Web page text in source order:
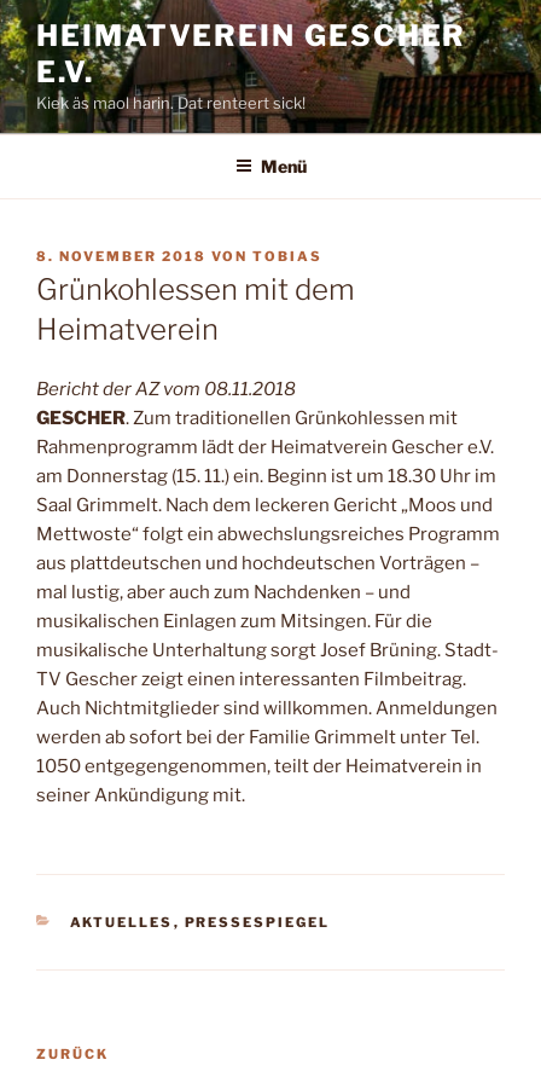
Zum
Inhalt
springen
HEIMATVEREIN GESCHER
E.V.
Kiek äs maol harin. Dat renteert sick!
Menü
VERÖFFENTLICHT
AM
8. NOVEMBER 2018 VON TOBIAS
Grünkohlessen mit dem
Heimatverein
Bericht der AZ vom 08.11.2018
GESCHER. Zum traditionellen Grünkohlessen mit
Rahmenprogramm lädt der Heimatverein Gescher e.V.
am Donnerstag (15. 11.) ein. Beginn ist um 18.30 Uhr im
Saal Grimmelt. Nach dem leckeren Gericht „Moos und
Mettwoste“ folgt ein abwechslungsreiches Programm
aus plattdeutschen und hochdeutschen Vorträgen –
mal lustig, aber auch zum Nachdenken – und
musikalischen Einlagen zum Mitsingen. Für die
musikalische Unterhaltung sorgt Josef Brüning. Stadt-
TV Gescher zeigt einen interessanten Filmbeitrag.
Auch Nichtmitglieder sind willkommen. Anmeldungen
werden ab sofort bei der Familie Grimmelt unter Tel.
1050 entgegengenommen, teilt der Heimatverein in
seiner Ankündigung mit.
KATEGORIEN
AKTUELLES , PRESSESPIEGEL
Beitragsnavigation
Vorheriger
ZURÜCK